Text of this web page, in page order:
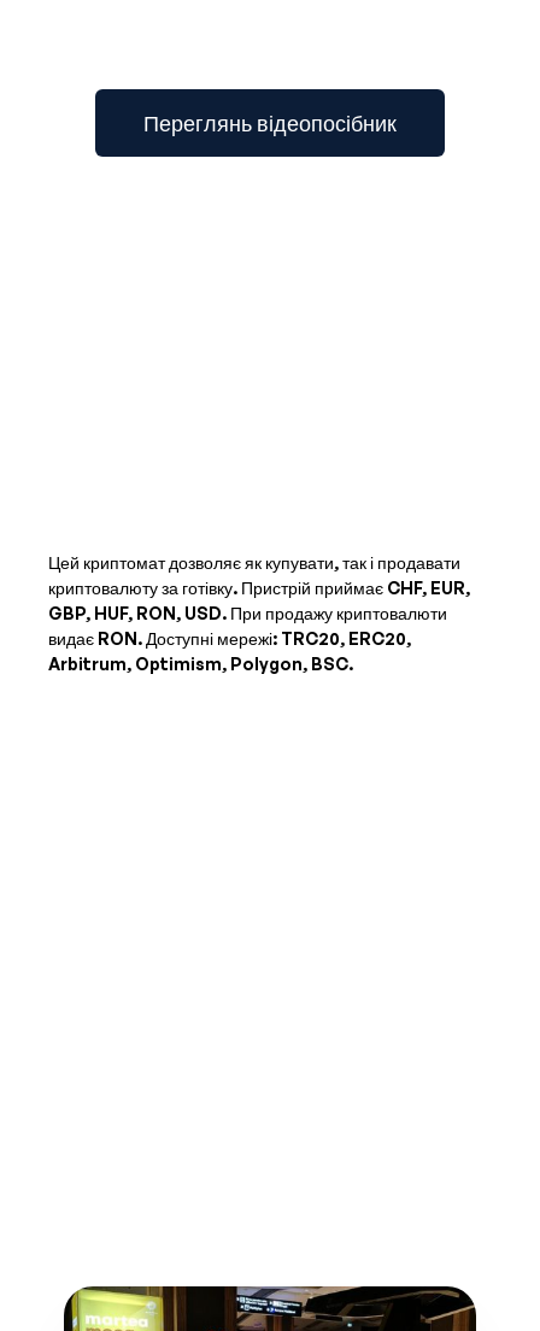
Переглянь відеопосібник
Цей криптомат дозволяє як купувати, так і продавати
криптовалюту за готівку. Пристрій приймає CHF, EUR,
GBP, HUF, RON, USD. При продажу криптовалюти
видає RON. Доступні мережі: TRC20, ERC20,
Arbitrum, Optimism, Polygon, BSC.